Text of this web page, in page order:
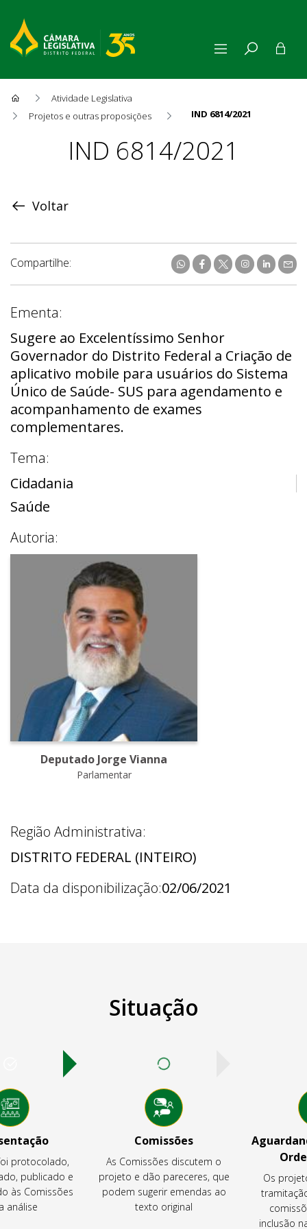
Atividade Legislativa
Projetos e outras proposições
IND 6814/2021
ProposiçãoIND 6814/2021
Voltar
Compartilhe:
Ementa:
Sugere ao Excelentíssimo Senhor
Governador do Distrito Federal a Criação de
aplicativo mobile para usuários do Sistema
Único de Saúde- SUS para agendamento e
acompanhamento de exames
complementares.
Tema:
Cidadania
Saúde
Autoria:
Deputado Jorge Vianna
Parlamentar
Região Administrativa:
DISTRITO FEDERAL (INTEIRO)
Data da disponibilização:02/06/2021
Situação
protocolado,
publicado e
às Comissões
análise
Comissões
As Comissões discutem o
projeto e dão pareceres, que
podem sugerir emendas ao
texto original
Os
inclusão